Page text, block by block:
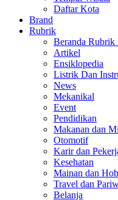
Daftar Kota
Brand
Rubrik
Beranda Rubrik
Artikel
Ensiklopedia
Listrik Dan
News
Mekanikal
Event
Pendidikan
Makanan dan
Otomotif
Karir dan
Kesehatan
Mainan dan
Travel dan
Belanja